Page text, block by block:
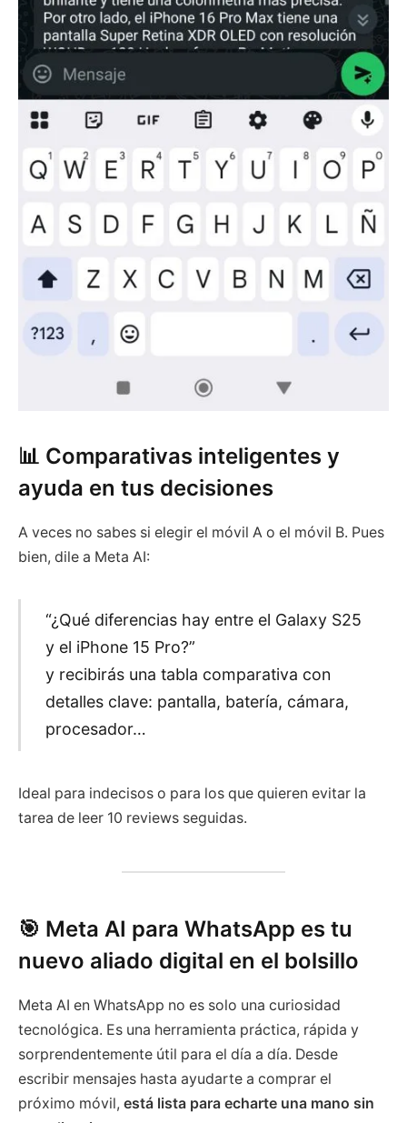
📊 Comparativas inteligentes y
ayuda en tus decisiones
A veces no sabes si elegir el móvil A o el móvil B. Pues
bien, dile a Meta AI:
“¿Qué diferencias hay entre el Galaxy S25
y el iPhone 15 Pro?”
y recibirás una tabla comparativa con
detalles clave: pantalla, batería, cámara,
procesador…
Ideal para indecisos o para los que quieren evitar la
tarea de leer 10 reviews seguidas.
🎯 Meta AI para WhatsApp es tu
nuevo aliado digital en el bolsillo
Meta AI en WhatsApp no es solo una curiosidad
tecnológica. Es una herramienta práctica, rápida y
sorprendentemente útil para el día a día. Desde
escribir mensajes hasta ayudarte a comprar el
próximo móvil, está lista para echarte una mano sin